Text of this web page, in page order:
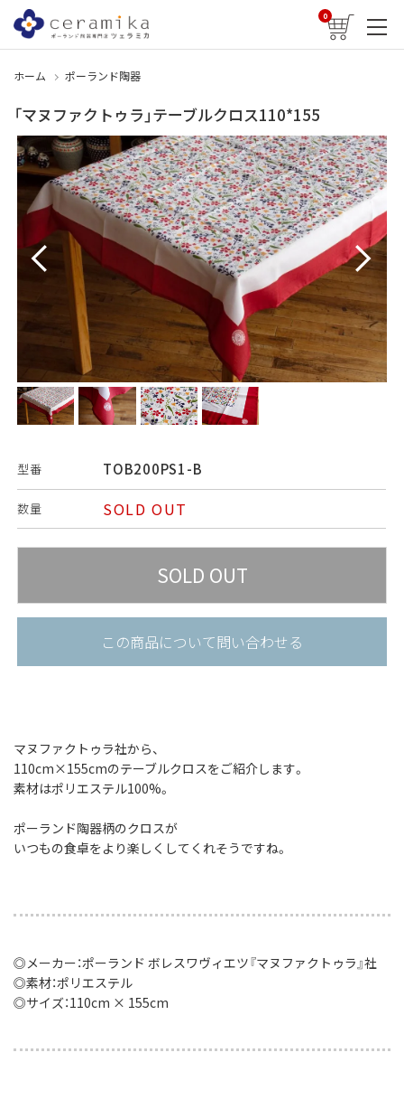
0
ホーム ポーランド陶器
「マヌファクトゥラ」テーブルクロス110*155
型番 TOB200PS1-B
数量 SOLD OUT
この商品について問い合わせる
マヌファクトゥラ社から、
110cm×155cmのテーブルクロスをご紹介します。
素材はポリエステル100%。
ポーランド陶器柄のクロスが
いつもの食卓をより楽しくしてくれそうですね。
◎メーカー：ポーランド ボレスワヴィエツ『マヌファクトゥラ』社
◎素材：ポリエステル
◎サイズ：110cm × 155cm